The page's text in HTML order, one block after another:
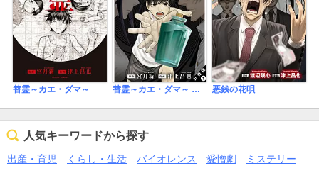
替霊～カエ・ダマ～ 替霊～カエ・ダマ～ 分冊版 悪銭の花唄
人気キーワードから探す
出産・育児 くらし・生活 バイオレンス 愛憎劇
ミステリー